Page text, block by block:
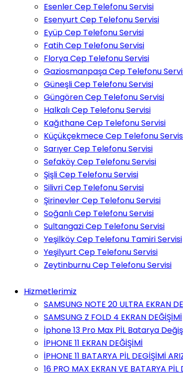
Esenler Cep Telefonu Servisi
Esenyurt Cep Telefonu Servisi
Eyüp Cep Telefonu Servisi
Fatih Cep Telefonu Servisi
Florya Cep Telefonu Servisi
Gaziosmanpaşa Cep Telefonu
Güneşli Cep Telefonu Servisi
Güngören Cep Telefonu Servisi
Halkalı Cep Telefonu Servisi
Kağıthane Cep Telefonu Servisi
Küçükçekmece Cep Telefonu
Sarıyer Cep Telefonu Servisi
Sefaköy Cep Telefonu Servisi
Şişli Cep Telefonu Servisi
Silivri Cep Telefonu Servisi
Şirinevler Cep Telefonu Servisi
Soğanlı Cep Telefonu Servisi
Sultangazi Cep Telefonu Servisi
Yeşilköy Cep Telefonu Tamiri Servisi
Yeşilyurt Cep Telefonu Servisi
Zeytinburnu Cep Telefonu Servisi
Hizmetlerimiz
SAMSUNG NOTE 20 ULTRA EKRAN
SAMSUNG Z FOLD 4 EKRAN DEĞİŞİMİ
İphone 13 Pro Max PİL Batarya
İPHONE 11 EKRAN DEĞİŞİMİ
İPHONE 11 BATARYA PİL DEGİŞİMİ
16 PRO MAX EKRAN VE BATARYA PİL